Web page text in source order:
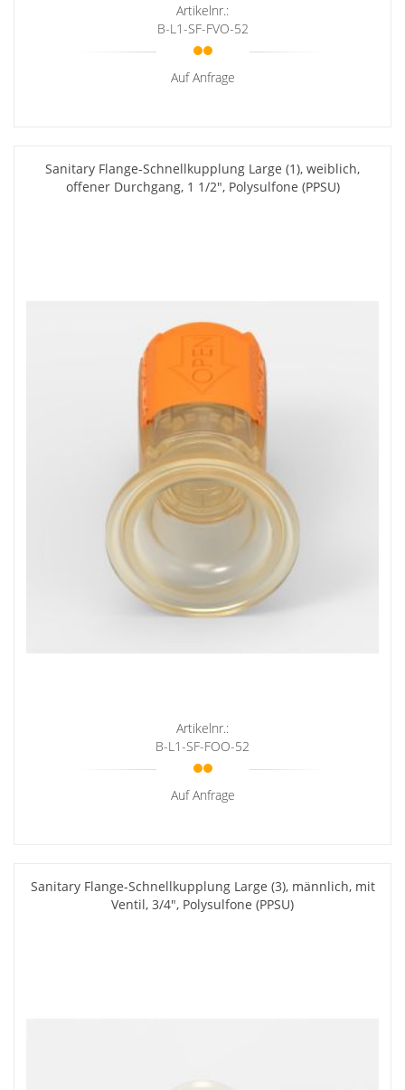
Artikelnr.:
B-L1-SF-FVO-52
Auf Anfrage
Sanitary Flange-Schnellkupplung Large (1), weiblich,
offener Durchgang, 1 1/2", Polysulfone (PPSU)
Artikelnr.:
B-L1-SF-FOO-52
Auf Anfrage
Sanitary Flange-Schnellkupplung Large (3), männlich, mit
Ventil, 3/4", Polysulfone (PPSU)